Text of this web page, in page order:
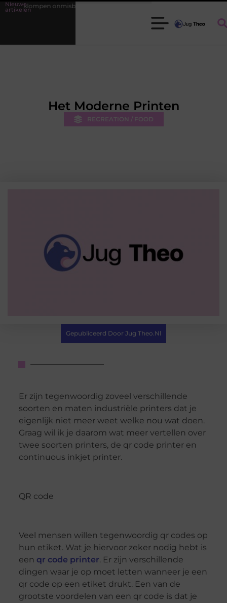
Nieuwe
artikelen
onmisbaar zijn voor elke tuinier
Het Moderne Printen
RECREATION / FOOD
Gepubliceerd Door Jug Theo.nl
Er zijn tegenwoordig zoveel verschillende
soorten en maten industriële printers dat je
eigenlijk niet meer weet welke nou wat doen.
Graag wil ik je daarom wat meer vertellen over
twee soorten printers, de qr code printer en
continuous inkjet printer.
QR code
Veel mensen willen tegenwoordig qr codes op
hun etiket. Wat je hiervoor zeker nodig hebt is
een qr code printer. Er zijn verschillende
dingen waar je op moet letten wanneer je een
qr code op een etiket drukt. Een van de
grootste voordelen van een qr code is dat je